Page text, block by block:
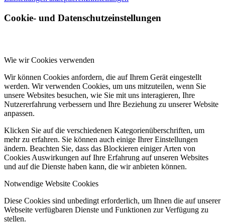
Cookie- und Datenschutzeinstellungen
Wie wir Cookies verwenden
Wir können Cookies anfordern, die auf Ihrem Gerät eingestellt
werden. Wir verwenden Cookies, um uns mitzuteilen, wenn Sie
unsere Websites besuchen, wie Sie mit uns interagieren, Ihre
Nutzererfahrung verbessern und Ihre Beziehung zu unserer Website
anpassen.
Klicken Sie auf die verschiedenen Kategorienüberschriften, um
mehr zu erfahren. Sie können auch einige Ihrer Einstellungen
ändern. Beachten Sie, dass das Blockieren einiger Arten von
Cookies Auswirkungen auf Ihre Erfahrung auf unseren Websites
und auf die Dienste haben kann, die wir anbieten können.
Notwendige Website Cookies
Diese Cookies sind unbedingt erforderlich, um Ihnen die auf unserer
Webseite verfügbaren Dienste und Funktionen zur Verfügung zu
stellen.